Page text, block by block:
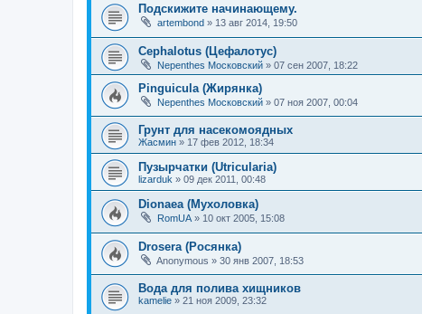
Подскижите начинающему.
artembond » 13 авг 2014, 19:50
Cephalotus (Цефалотус)
Nepenthes Московский » 07 сен 2007, 18:22
Pinguicula (Жирянка)
Nepenthes Московский » 07 ноя 2007, 00:04
Грунт для насекомоядных
Жасмин » 17 фев 2012, 18:34
Пузырчатки (Utricularia)
lizarduk » 09 дек 2011, 00:48
Dionaea (Мухоловка)
RomUA » 10 окт 2005, 15:08
Drosera (Росянка)
Anonymous » 30 янв 2007, 18:53
Вода для полива хищников
kamelie » 21 ноя 2009, 23:32